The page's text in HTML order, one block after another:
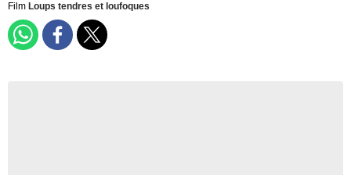
Film Loups tendres et loufoques